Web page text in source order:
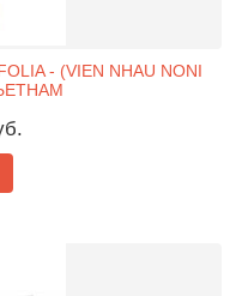
- (VIEN NHAU NONI